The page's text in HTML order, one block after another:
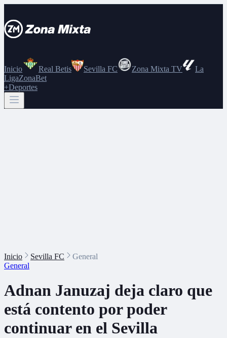
Inicio Real Betis Sevilla FC Zona Mixta TV
La
LigaZonaBet
+Deportes
Inicio Sevilla FC
General
General
Adnan Januzaj deja claro que
está contento por poder
continuar en el Sevilla